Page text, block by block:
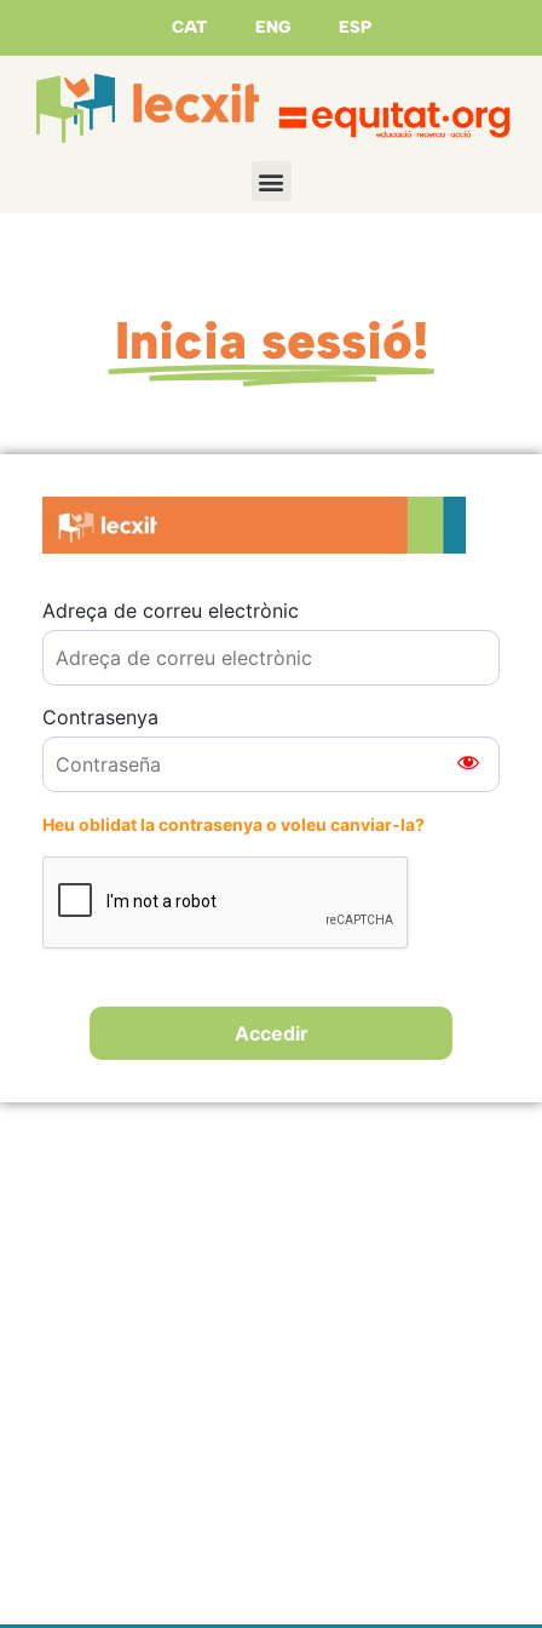
CAT ENG ESP
Inicia sessió!
Adreça de correu electrònic
Contrasenya
Heu oblidat la contrasenya o voleu canviar-la?